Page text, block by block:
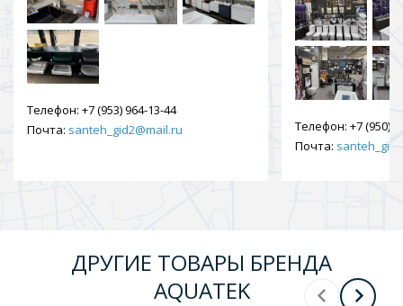
Телефон: +7 (953) 964-13-44
Почта: santeh_gid2@mail.ru Телефон: +7 (950)
Почта:
ДРУГИЕ ТОВАРЫ БРЕНДА
AQUATEK